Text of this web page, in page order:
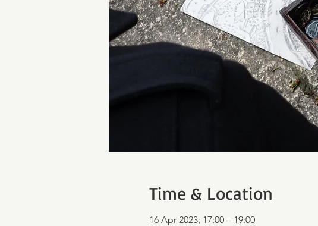
Time & Location
16 Apr 2023, 17:00 – 19:00